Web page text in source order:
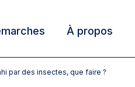
À propos
par des insectes, que faire ?